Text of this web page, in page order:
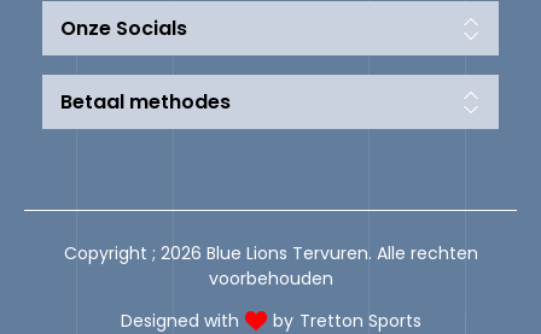
Onze Socials
Betaal methodes
Copyright ; 2026 Blue Lions Tervuren. Alle rechten
voorbehouden
Designed with
by Tretton Sports